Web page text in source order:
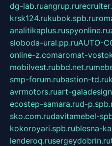
dg-lab.ruangrup.ru
krsk124.rukubok.spb.ru
analitikaplus.ruspyonline.ru
sloboda-ural.pp.ruAUTO-
online-z.comaromat-
mobilvest.rubbd.net.ru
smp-forum.rubastion-td.ru
avrmotors.ruart-
ecostep-samara.rud-
sko.com.rudavitamebel-
kokoroyari.spb.rublesna-
lenderoq.rusergeydobrin.ru